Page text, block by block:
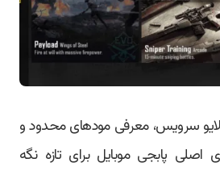
سرویس، معرفی مودهای محدود و
پابجی موبایل برای تازه نگه